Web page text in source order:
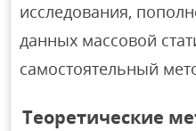
исследования,
данных массовой
самостоятельный
Теоретические